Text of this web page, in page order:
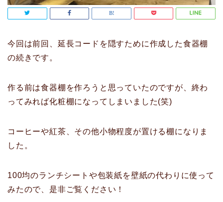
今回は前回、延長コードを隠すために作成した食器棚
の続きです。
作る前は食器棚を作ろうと思っていたのですが、終わ
ってみれば化粧棚になってしまいました(笑)
コーヒーや紅茶、その他小物程度が置ける棚になりま
した。
100均のランチシートや包装紙を壁紙の代わりに使って
みたので、是非ご覧ください！